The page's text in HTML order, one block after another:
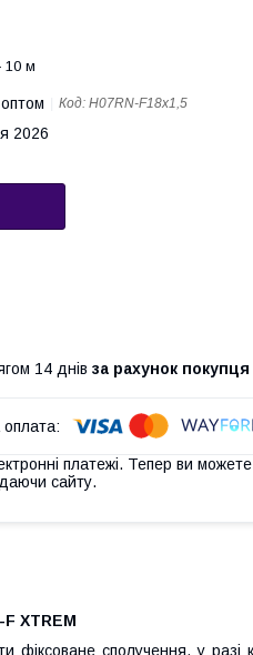
10 м
Код: H07RN-F18х1,5
2026
14 днів за рахунок покупця
платежі. Тепер ви
сайту.
XTREM
фіксоване сполучення, у разі